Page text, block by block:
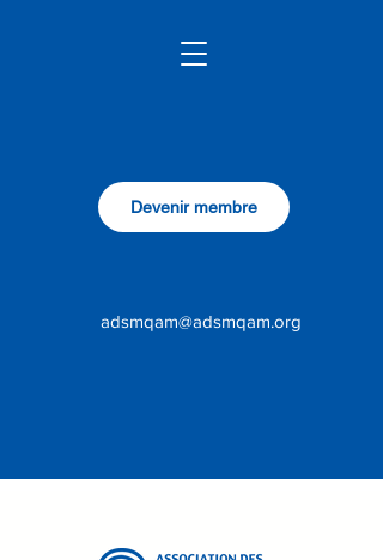
Devenir membre
adsmqam@adsmqam.org